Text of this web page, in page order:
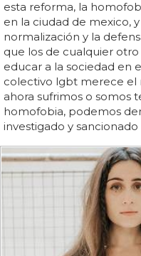
esta reforma, la
en la ciudad de mexico,
normalización y la
que los de cualquier
educar a la sociedad en
colectivo lgbt merece el
ahora sufrimos o somos
homofobia, podemos
investigado y sancionado